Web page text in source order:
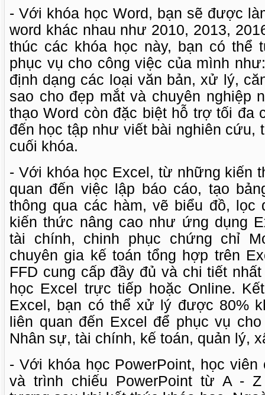
- Với khóa học Word, bạn sẽ được
word khác nhau như 2010, 2013,
thúc các khóa học này, bạn có thể
phục vụ cho công việc của mình
định dạng các loại văn bản, xử lý,
sao cho đẹp mắt và chuyên nghiệp
thạo Word còn đặc biệt hỗ trợ tối đa
đến học tập như viết bài nghiên cứu,
cuối khóa.
- Với khóa học Excel, từ những kiến
quan đến việc lập báo cáo, tạo
thông qua các hàm, vẽ biểu đồ, lọc
kiến thức nâng cao như ứng dụng
tài chính, chinh phục chứng chỉ
chuyên gia kế toán tổng hợp trên
FFD cung cấp đầy đủ và chi tiết
học Excel trực tiếp hoặc Online.
Excel, bạn có thể xử lý được 80%
liên quan đến Excel để phục vụ
Nhân sự, tài chính, kế toán, quản lý,
- Với khóa học PowerPoint, học
và trình chiếu PowerPoint từ A -